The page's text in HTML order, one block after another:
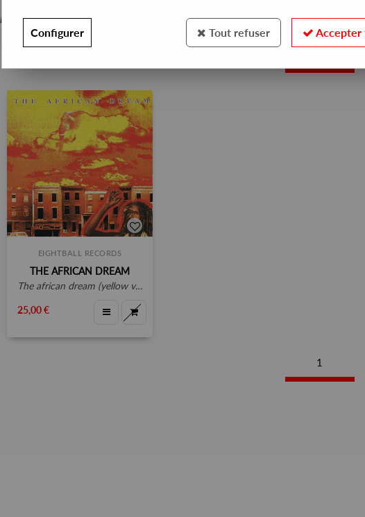
PRESALES EXCLUSIVES
EIGHTBALL RECORDS
THE AFRICAN DREAM
the african dream (yellow vinyl repress)
25,00 €
1
Configurer Tout refuser Accepter